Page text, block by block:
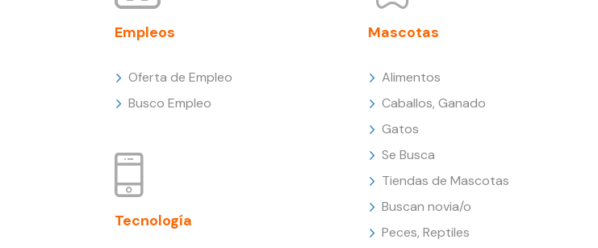
Empleos
Oferta de Empleo
Busco Empleo
Tecnología
Mascotas
Alimentos
Caballos, Ganado
Gatos
Se Busca
Tiendas de Mascotas
Buscan novia/o
Peces, Reptiles